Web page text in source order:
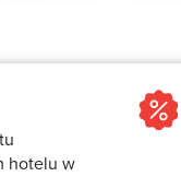
hotelu w